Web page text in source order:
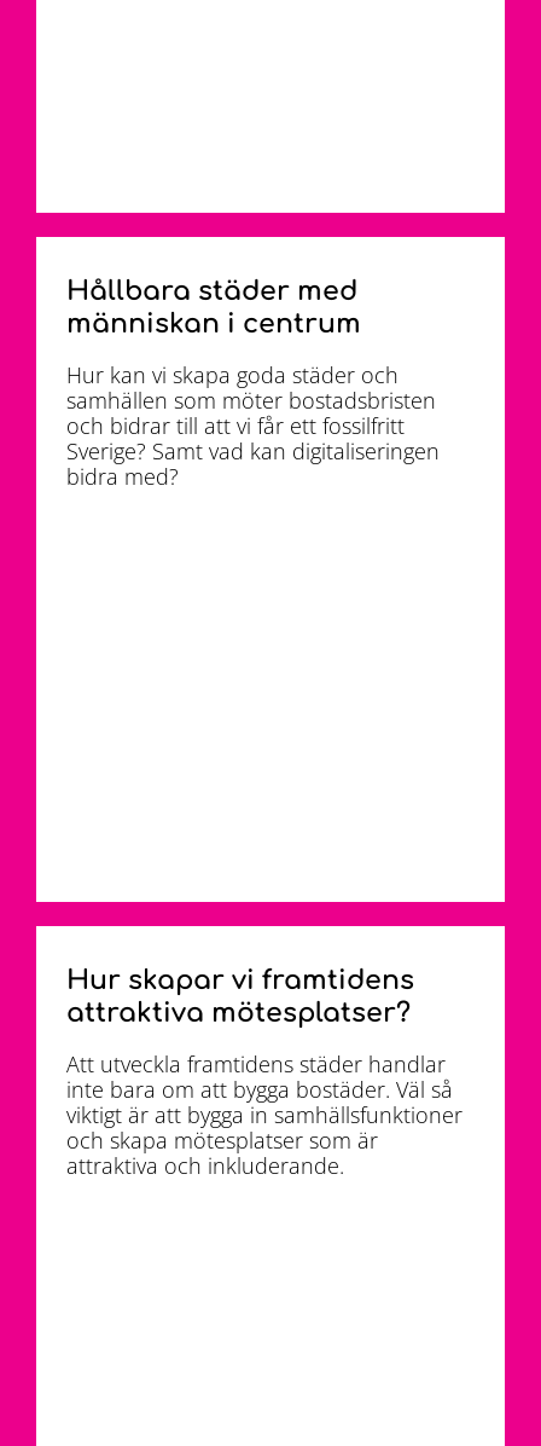
Hållbara städer med
människan i centrum
Hur kan vi skapa goda städer och
samhällen som möter bostadsbristen
och bidrar till att vi får ett fossilfritt
Sverige? Samt vad kan digitaliseringen
bidra med?
Hur skapar vi framtidens
attraktiva mötesplatser?
Att utveckla framtidens städer handlar
inte bara om att bygga bostäder. Väl så
viktigt är att bygga in samhällsfunktioner
och skapa mötesplatser som är
attraktiva och inkluderande.